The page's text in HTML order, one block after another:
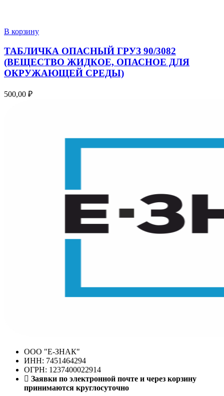
В корзину
ТАБЛИЧКА ОПАСНЫЙ ГРУЗ 90/3082
(ВЕЩЕСТВО ЖИДКОЕ, ОПАСНОЕ ДЛЯ
ОКРУЖАЮЩЕЙ СРЕДЫ)
500,00 ₽
ООО "E-ЗНАК"
ИНН: 7451464294
ОГРН: 1237400022914
Заявки по электронной почте и через корзину
принимаются круглосуточно